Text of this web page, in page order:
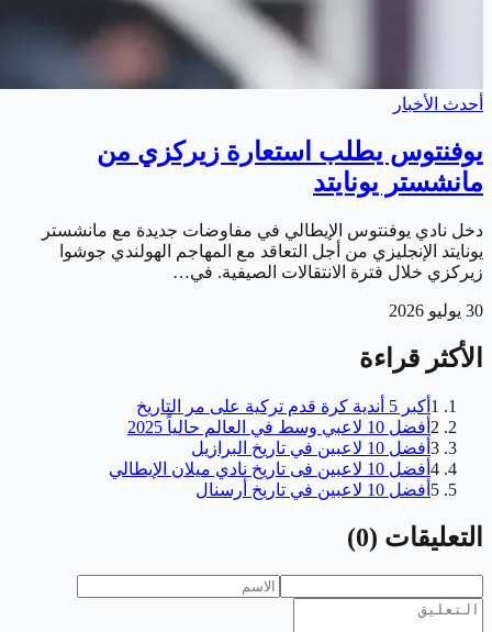
أحدث الأخبار
يوفنتوس يطلب استعارة زيركزي من
مانشستر يونايتد
دخل نادي يوفنتوس الإيطالي في مفاوضات جديدة مع مانشستر
يونايتد الإنجليزي من أجل التعاقد مع المهاجم الهولندي جوشوا
زيركزي خلال فترة الانتقالات الصيفية. في…
30 يوليو 2026
الأكثر قراءة
1 أكبر 5 أندية كرة قدم تركية على مر التاريخ
2 أفضل 10 لاعبي وسط في العالم حالياً 2025
3 أفضل 10 لاعبين في تاريخ البرازيل
4 أفضل 10 لاعبين فى تاريخ نادي ميلان الإيطالي
5 أفضل 10 لاعبين في تاريخ أرسنال
التعليقات (
0
)